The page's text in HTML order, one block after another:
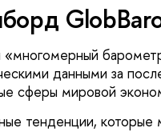
данными за
сферы мировой
тенденции, которые